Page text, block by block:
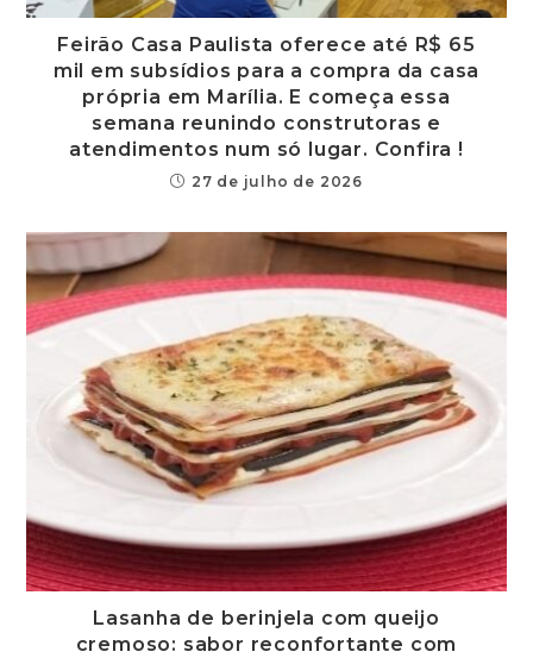
Feirão Casa Paulista oferece até R$ 65
mil em subsídios para a compra da casa
própria em Marília. E começa essa
semana reunindo construtoras e
atendimentos num só lugar. Confira !
27 de julho de 2026
Lasanha de berinjela com queijo
cremoso: sabor reconfortante com